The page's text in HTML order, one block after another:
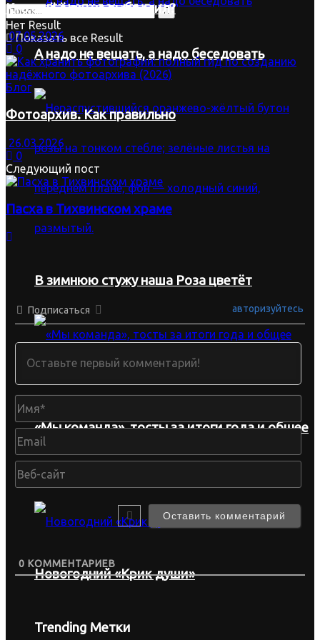
Нет Result
Показать все Result
А надо не вещать, а надо беседовать
В зимнюю стужу наша Роза цветёт
«Мы команда», тосты за итоги года и общее
фото у ёлки
Новогодний «Крик души»
Trending Метки
Кто ещё ёлку не выбросил?
07.05.2026
0
Блог
Фотоархив. Как правильно
26.03.2026
0
Следующий пост
Пасха в Тихвинском храме
Подписаться авторизуйтесь
0 КОММЕНТАРИЕВ